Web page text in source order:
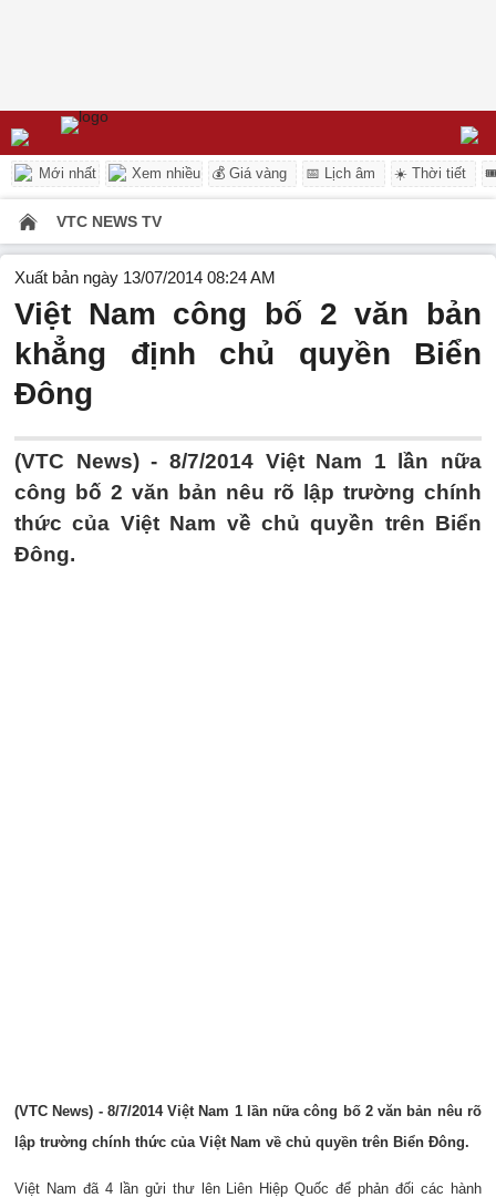
Mới nhất Xem nhiều 💰 Giá vàng 📅 Lịch âm ☀️ Thời tiết
VTC NEWS TV
Xuất bản ngày 13/07/2014 08:24 AM
Việt Nam công bố 2 văn bản
khẳng định chủ quyền Biển
Đông
(VTC News) - 8/7/2014 Việt Nam 1 lần nữa
công bố 2 văn bản nêu rõ lập trường chính
thức của Việt Nam về chủ quyền trên Biển
Đông.
(VTC News) - 8/7/2014 Việt Nam 1 lần nữa công bố 2 văn bản nêu rõ
lập trường chính thức của Việt Nam về chủ quyền trên Biển Đông.
Việt Nam đã 4 lần gửi thư lên Liên Hiệp Quốc để phản đối các hành